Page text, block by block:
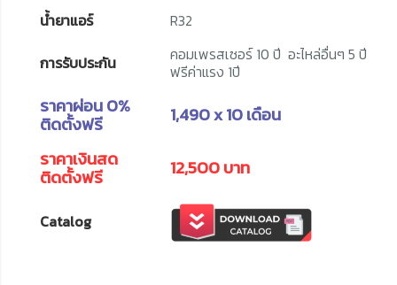
น้ำยาแอร์
R32
การรับประกัน
คอมเพรสเซอร์ 10 ปี อะไหล่อื่นๆ 5 ปี
ฟรีค่าแรง 1ปี
ราคาผ่อน 0%
ติดตั้งฟรี
1,490 x 10 เดือน
ราคาเงินสด
ติดตั้งฟรี 12,500 บาท
Catalog